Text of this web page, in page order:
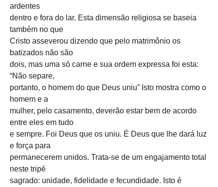
ardentes
dentro e fora do lar. Esta dimensão religiosa se baseia
também no que
Cristo asseverou dizendo que pelo matrimônio os
batizados não são
dois, mas uma só carne e sua ordem expressa foi esta:
“Não separe,
portanto, o homem do que Deus uniu” Isto mostra como o
homem e a
mulher, pelo casamento, deverão estar bem de acordo
entre eles em tudo
e sempre. Foi Deus que os uniu. É Deus que lhe dará luz
e força para
permanecerem unidos. Trata-se de um engajamento total
neste tripé
sagrado: unidade, fidelidade e fecundidade. Isto é